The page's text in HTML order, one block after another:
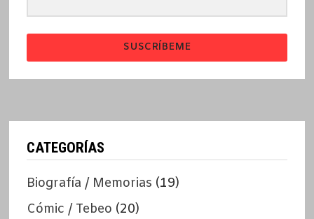
SUSCRÍBEME
CATEGORÍAS
Biografía / Memorias (19)
Cómic / Tebeo (20)